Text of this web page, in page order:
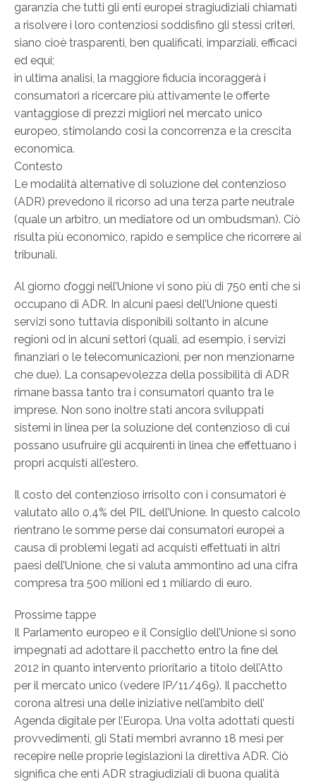
garanzia che tutti gli enti europei stragiudiziali chiamati
a risolvere i loro contenziosi soddisfino gli stessi criteri,
siano cioè trasparenti, ben qualificati, imparziali, efficaci
ed equi;
in ultima analisi, la maggiore fiducia incoraggerà i
consumatori a ricercare più attivamente le offerte
vantaggiose di prezzi migliori nel mercato unico
europeo, stimolando così la concorrenza e la crescita
economica.
Contesto
Le modalità alternative di soluzione del contenzioso
(ADR) prevedono il ricorso ad una terza parte neutrale
(quale un arbitro, un mediatore od un ombudsman). Ciò
risulta più economico, rapido e semplice che ricorrere ai
tribunali.
Al giorno d’oggi nell’Unione vi sono più di 750 enti che si
occupano di ADR. In alcuni paesi dell’Unione questi
servizi sono tuttavia disponibili soltanto in alcune
regioni od in alcuni settori (quali, ad esempio, i servizi
finanziari o le telecomunicazioni, per non menzionarne
che due). La consapevolezza della possibilità di ADR
rimane bassa tanto tra i consumatori quanto tra le
imprese. Non sono inoltre stati ancora sviluppati
sistemi in linea per la soluzione del contenzioso di cui
possano usufruire gli acquirenti in linea che effettuano i
propri acquisti all’estero.
Il costo del contenzioso irrisolto con i consumatori è
valutato allo 0,4% del PIL dell’Unione. In questo calcolo
rientrano le somme perse dai consumatori europei a
causa di problemi legati ad acquisti effettuati in altri
paesi dell’Unione, che si valuta ammontino ad una cifra
compresa tra 500 milioni ed 1 miliardo di euro.
Prossime tappe
Il Parlamento europeo e il Consiglio dell’Unione si sono
impegnati ad adottare il pacchetto entro la fine del
2012 in quanto intervento prioritario a titolo dell’Atto
per il mercato unico (vedere IP/11/469). Il pacchetto
corona altresì una delle iniziative nell’ambito dell’
Agenda digitale per l’Europa. Una volta adottati questi
provvedimenti, gli Stati membri avranno 18 mesi per
recepire nelle proprie legislazioni la direttiva ADR. Ciò
significa che enti ADR stragiudiziali di buona qualità